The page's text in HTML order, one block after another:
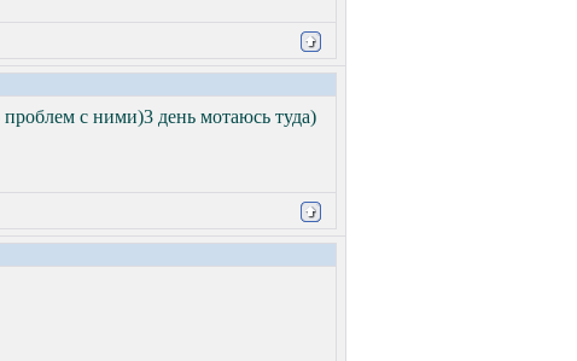
с ними)3 день мотаюсь туда)